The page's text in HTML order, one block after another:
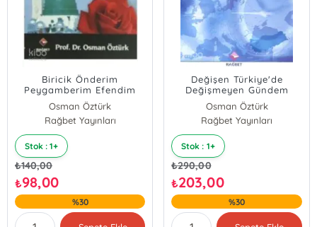
Biricik Önderim
Peygamberim Efendim
Osman Öztürk
Rağbet Yayınları
Stok : 1+
₺140,00
₺98,00
%30
Değişen Türkiye'de
Değişmeyen Gündem
Osman Öztürk
Rağbet Yayınları
Stok : 1+
₺290,00
₺203,00
%30